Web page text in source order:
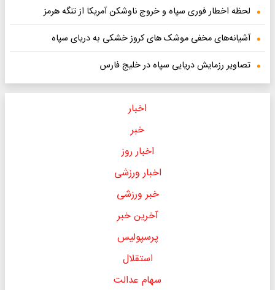
لحظه اخطار فوری سپاه و خروج ناوشکن آمریکا از تنگه هرمز
آشیانه‌های مخفی موشک های کروز خشکی به دریای سپاه
تصاویر رزمایش دریایی سپاه در خلیج فارس
اخبار
خبر
اخبار روز
اخبار ورزشی
خبر ورزشی
آخرین خبر
پرسپولیس
استقلال
سهام عدالت